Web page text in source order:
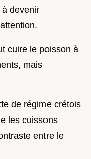
devenir
cuire le poisson à
mais
de régime crétois
les cuissons
entre le